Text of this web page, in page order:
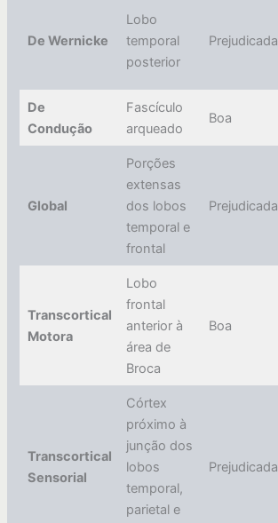
De Wernicke
Lobo
temporal
posterior
Prejudicada
De
Condução
Fascículo
arqueado
Boa
Global
Porções
extensas
dos lobos
temporal e
frontal
Prejudicada
Transcortical
Motora
Lobo
frontal
anterior à
área de
Broca
Boa
Transcortical
Sensorial
Córtex
próximo à
junção dos
lobos
temporal,
parietal e
Prejudicada